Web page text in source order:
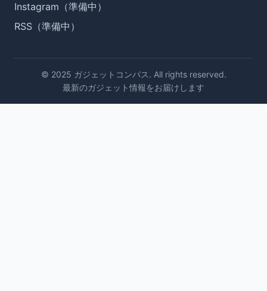
Instagram（準備中）
RSS（準備中）
© 2025 ガジェットコンパス. All rights reserved.
最新のガジェット情報をお届けします